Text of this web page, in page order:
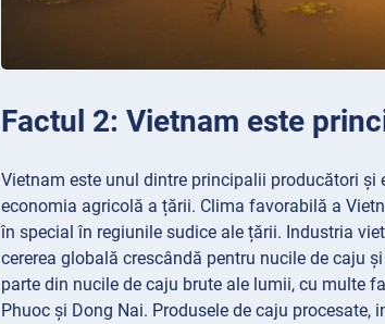
Factul 2: Vietnam este
Vietnam este unul dintre principalii producători
economia agricolă a țării. Clima favorabilă a
în special în regiunile sudice ale țării. Industria
cererea globală crescândă pentru nucile de caju
parte din nucile de caju brute ale lumii, cu multe
Phuoc și Dong Nai. Produsele de caju